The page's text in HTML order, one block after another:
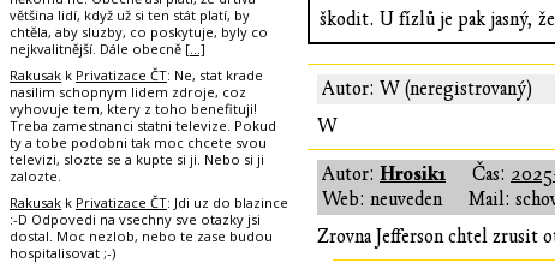
škodit. U fízlů je pak jasný,
Autor: W (neregistrovaný)
W
Autor: Hrosik1 Čas:
Web: neuveden
Mail:
Zrovna Jefferson chtel zrusit
většina lidí, když už si ten stát platí, by
chtěla, aby sluzby, co poskytuje, byly co
nejkvalitnější. Dále obecně […]
Rakusak k Privatizace ČT: Ne, stat krade
nasilim schopnym lidem zdroje, coz
vyhovuje tem, ktery z toho benefituji!
Treba zamestnanci statni televize. Pokud
ty a tobe podobni tak moc chcete svou
televizi, slozte se a kupte si ji. Nebo si ji
zalozte.
Rakusak k Privatizace ČT: Jdi uz do blazince
:-D Odpovedi na vsechny sve otazky jsi
dostal. Moc nezlob, nebo te zase budou
hospitalisovat ;-)